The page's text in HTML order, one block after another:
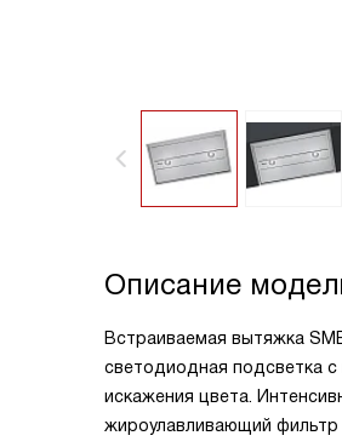
Описание
Встраиваемая вытяжка
светодиодная подсветка
искажения цвета.
жироулавливающий фильтр